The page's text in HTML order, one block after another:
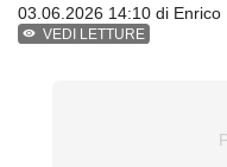
03.06.2026 14:10 di Enrico
VEDI LETTURE